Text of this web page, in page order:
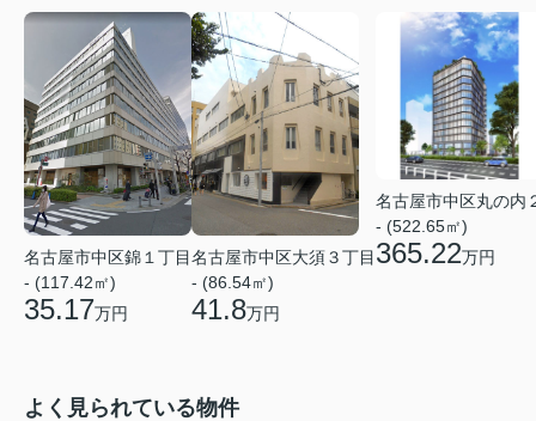
名古屋市中区錦１丁目
- (117.42㎡)
35.17万円
名古屋市中区大須３丁目
- (86.54㎡)
41.8万円
名古屋市中区丸の内
- (522.65㎡)
365.22万円
よく見られている物件